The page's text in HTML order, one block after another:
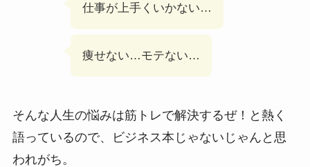
仕事が上手くいかない…
痩せない…モテない…
そんな人生の悩みは筋トレで解決するぜ！と熱く
語っているので、ビジネス本じゃないじゃんと思
われがち。